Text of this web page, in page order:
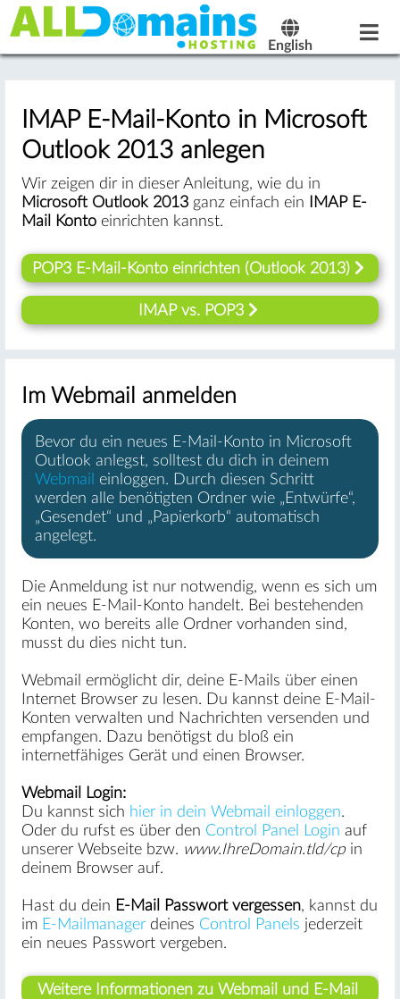
English
IMAP E-Mail-Konto in Microsoft
Outlook 2013 anlegen
Wir zeigen dir in dieser Anleitung, wie du in
Microsoft Outlook 2013ganz einfach ein
IMAP E-
Mail Kontoeinrichten kannst.
POP3 E-Mail-Konto einrichten (Outlook 2013)
IMAP vs. POP3
Im Webmail anmelden
Bevor du ein neues E-Mail-Konto in Microsoft
Outlook anlegst, solltest du dich in deinem
Webmail
einloggen. Durch diesen Schritt
werden alle benötigten Ordner wie „Entwürfe“,
„Gesendet“ und „Papierkorb“ automatisch
angelegt.
Die Anmeldung ist nur notwendig, wenn es sich um
ein neues E-Mail-Konto handelt. Bei bestehenden
Konten, wo bereits alle Ordner vorhanden sind,
musst du dies nicht tun.
Webmail ermöglicht dir, deine E-Mails über einen
Internet Browser zu lesen. Du kannst deine E-Mail-
Konten verwalten und Nachrichten versenden und
empfangen. Dazu benötigst du bloß ein
internetfähiges Gerät und einen Browser.
Webmail Login:
Du kannst sich hier in dein Webmail einloggen.
Oder du rufst es über den Control Panel Login auf
unserer Webseite bzw. www.IhreDomain.tld/cpin
deinem Browser auf.
Hast du dein E-Mail Passwort vergessen, kannst du
im E-Mailmanagerdeines Control Panels jederzeit
ein neues Passwort vergeben.
Weitere Informationen zu Webmail und E-Mail